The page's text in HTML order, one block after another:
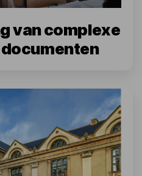
van complexe